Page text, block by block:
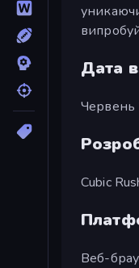
Дата
Червень
Cubic
Веб-